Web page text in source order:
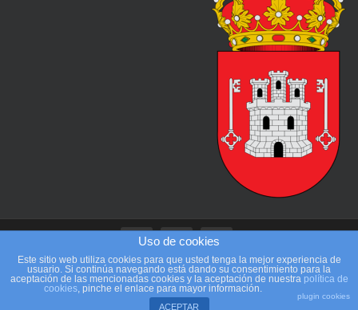
Beteta Bike Xtrem | Guillermo Ocaña Theme porColorlib
Desarrollado
porWordPress
Uso de cookies
Este sitio web utiliza cookies para que usted tenga la mejor experiencia de
usuario. Si continúa navegando está dando su consentimiento para la
aceptación de las mencionadas cookies y la aceptación de nuestra política de
cookies, pinche el enlace para mayor información.
plugin cookies
ACEPTAR